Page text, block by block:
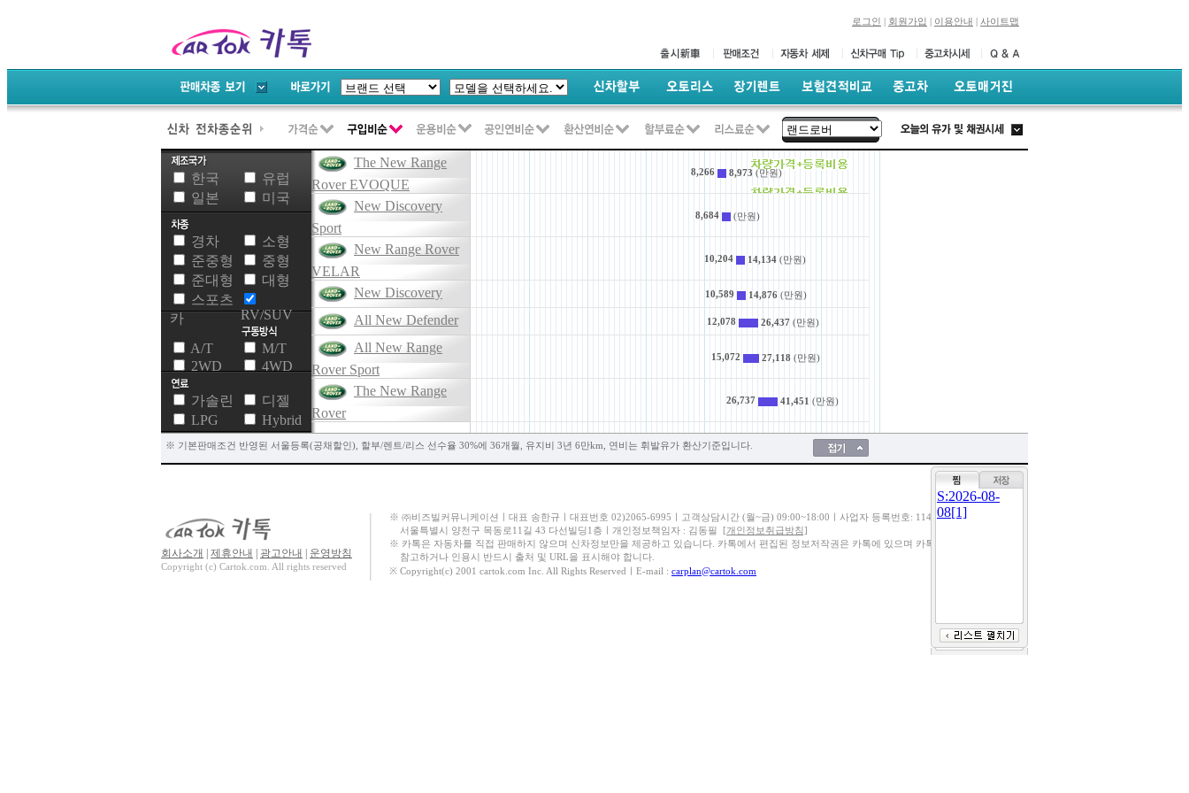
로그인 | 회원가입 | 이용안내 | 사이트맵
한국
유럽
일본
미국
경차
소형
준중형
중형
준대형
대형
스포츠
카
RV/SUV
A/T
M/T
2WD
4WD
가솔린
디젤
LPG
Hybrid
The New Range
Rover EVOQUE
8,266 8,973 (만원)
New Discovery
Sport
8,684 (만원)
New Range Rover
VELAR
10,204 14,134 (만원)
New Discovery 10,589 14,876 (만원)
All New Defender 12,078 26,437(만원)
All New Range
Rover Sport
15,072 27,118 (만원)
The New Range
Rover
26,737 41,451 (만원)
※ 기본판매조건 반영된 서울등록(공채할인), 할부/렌트/리스 선수율 30%에 36개월, 유지비 3년 6만km, 연비는 휘발유가 환산기준입니다.
S:2026-08-
08[1]
회사소개 제휴안내 광고안내 운영방침
Copyright (c) Cartok.com. All rights reserved
※ ㈜비즈빌커뮤니케이션ㅣ대표 송한규ㅣ대표번호 02)2065-6995ㅣ고객상담시간 (월~금) 09:00~18:00ㅣ사업자 등록번호: 114-86-08678
서울특별시 양천구 목동로11길 43 다선빌딩1층ㅣ개인정보책임자 : 김동필
[개인정보취급방침]
※ 카톡은 자동차를 직접 판매하지 않으며 신차정보만을 제공하고 있습니다. 카톡에서 편집된 정보저작권은 카톡에 있으며 카톡정보를
참고하거나 인용시 반드시 출처 및 URL을 표시해야 합니다.
※ Copyright(c) 2001 cartok.com Inc. All Rights ReservedㅣE-mail : carplan@cartok.com